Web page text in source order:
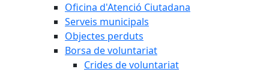
Oficina d'Atenció Ciutadana
Serveis municipals
Objectes perduts
Borsa de voluntariat
Crides de voluntariat